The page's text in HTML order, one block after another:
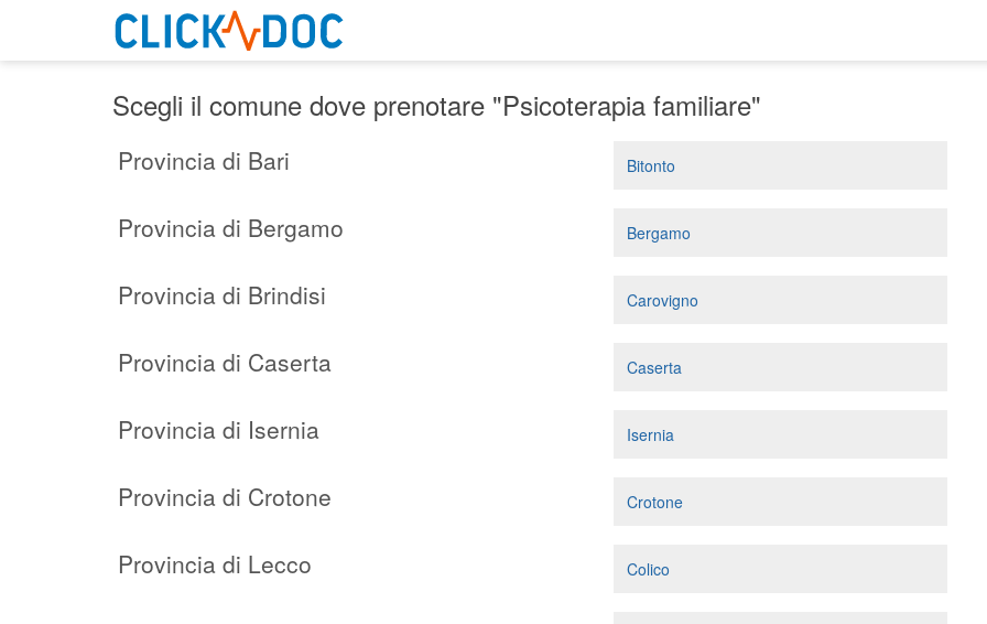
Scegli il comune dove prenotare "Psicoterapia familiare"
Provincia di Bari Bitonto
Provincia di Bergamo Bergamo
Provincia di Brindisi Carovigno
Provincia di Caserta Caserta
Provincia di Isernia Isernia
Provincia di Crotone Crotone
Provincia di Lecco Colico